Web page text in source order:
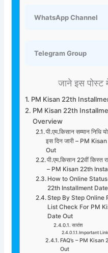
WhatsApp Channel
Telegram Group
जाने इस पोस्ट
PM Kisan 22th
PM Kisan 22th
Overview
पी.एम.किसान सम्मान निधि
इस दिन जारी – PM
Out
पी.एम.किसान 22वीं किस्त
– PM Kisan 22th
How to Online
22th Installment
Step By Step Online
List Check For PM
Date Out
सारांश
Important
FAQ’s – PM
Out